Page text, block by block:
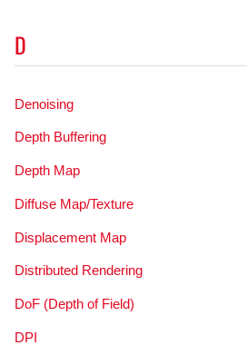
D
Denoising
Depth Buffering
Depth Map
Diffuse Map/Texture
Displacement Map
Distributed Rendering
DoF (Depth of Field)
DPI